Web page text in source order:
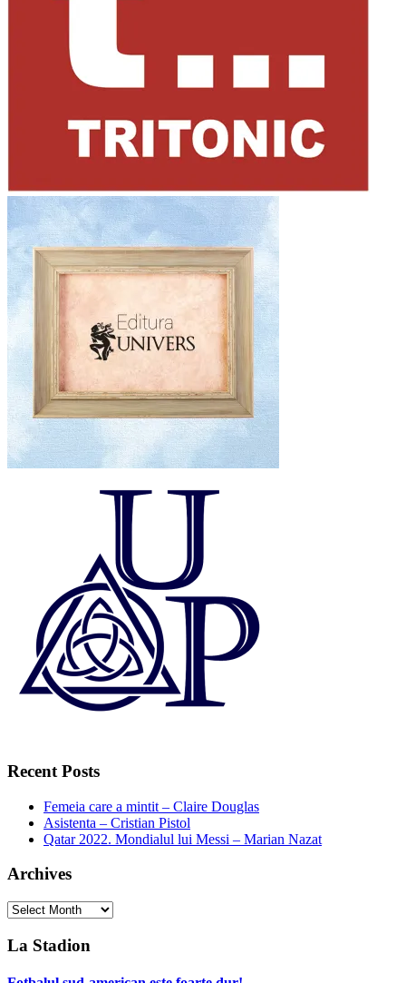
Recent Posts
Femeia care a mintit – Claire Douglas
Asistenta – Cristian Pistol
Qatar 2022. Mondialul lui Messi – Marian Nazat
Archives
Archives
La Stadion